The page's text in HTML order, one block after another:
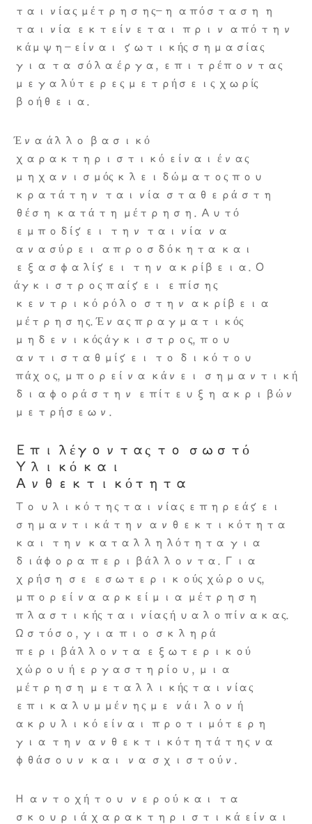
ταινίας μέτρησης-η απόσταση η
ταινία εκτείνεται πριν από την
κάμψη-είναι ζωτικής σημασίας
για τα σόλα έργα, επιτρέποντας
μεγαλύτερες μετρήσεις χωρίς
βοήθεια.
Ένα άλλο βασικό
χαρακτηριστικό είναι ένας
μηχανισμός κλειδώματος που
κρατά την ταινία σταθερά στη
θέση κατά τη μέτρηση. Αυτό
εμποδίζει την ταινία να
ανασύρει απροσδόκητα και
εξασφαλίζει την ακρίβεια. Ο
άγκιστρος παίζει επίσης
κεντρικό ρόλο στην ακρίβεια
μέτρησης. Ένας πραγματικός
μηδενικός άγκιστρος, που
αντισταθμίζει το δικό του
πάχος, μπορεί να κάνει σημαντική
διαφορά στην επίτευξη ακριβών
μετρήσεων.
Επιλέγοντας το σωστό
Υλικό και
Ανθεκτικότητα
Το υλικό της ταινίας επηρεάζει
σημαντικά την ανθεκτικότητα
και την καταλληλότητα για
διάφορα περιβάλλοντα. Για
χρήση σε εσωτερικούς χώρους,
μπορεί να αρκεί μια μέτρηση
πλαστικής ταινίας ή υαλοπίνακας.
Ωστόσο, για πιο σκληρά
περιβάλλοντα εξωτερικού
χώρου ή εργαστηρίου, μια
μέτρηση μεταλλικής ταινίας
επικαλυμμένης με νάιλον ή
ακρυλικό είναι προτιμότερη
για την ανθεκτικότητά της να
φθάσουν και να σχιστούν.
Η αντοχή του νερού και τα
σκουριά χαρακτηριστικά είναι